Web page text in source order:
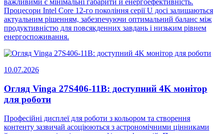
важливими є мінімальні габарити й енергоефективність.
Процесори Intel Core 12-го покоління серії U досі залишаються
актуальним рішенням, забезпечуючи оптимальний баланс між
продуктивністю для повсякденних завдань і низьким рівнем
енергоспоживання.
10.07.2026
Огляд Vinga 27S406-11B: доступний 4K монітор
для роботи
Професійні дисплеї для роботи з кольором та створення
контенту зазвичай асоціюються з астрономічними цінниками